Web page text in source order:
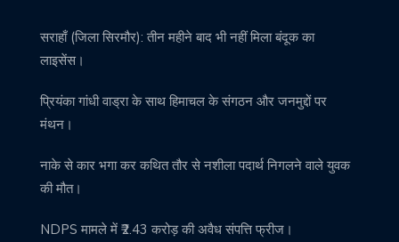
सराहाँ (जिला सिरमौर): तीन महीने बाद भी नहीं मिला बंदूक का
लाइसेंस।
प्रियंका गांधी वाड्रा के साथ हिमाचल के संगठन और जनमुद्दों पर
मंथन।
नाके से कार भगा कर कथित तौर से नशीला पदार्थ निगलने वाले युवक
की मौत।
NDPS मामले में ₹2.43 करोड़ की अवैध संपत्ति फ्रीज।